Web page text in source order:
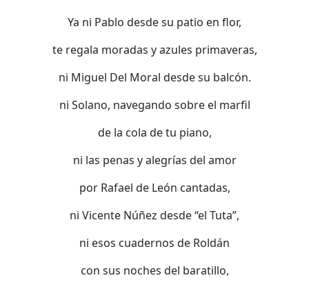
Ya ni Pablo desde su patio en flor,
te regala moradas y azules primaveras,
ni Miguel Del Moral desde su balcón.
ni Solano, navegando sobre el marfil
de la cola de tu piano,
ni las penas y alegrías del amor
por Rafael de León cantadas,
ni Vicente Núñez desde “el Tuta”,
ni esos cuadernos de Roldán
con sus noches del baratillo,